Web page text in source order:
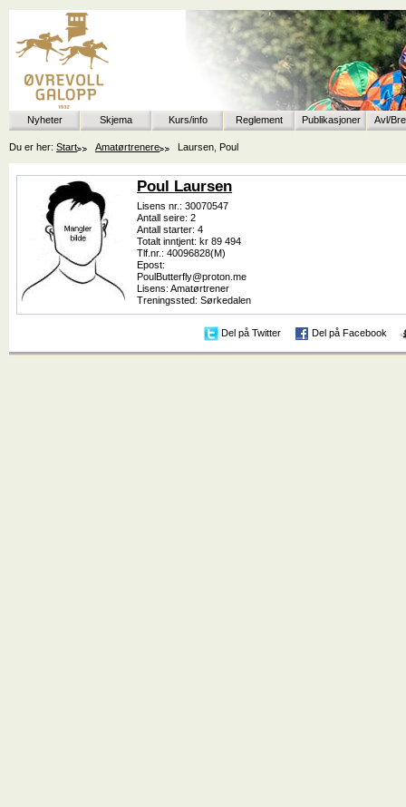
Nyheter Skjema Kurs/info Reglement Publikasjoner Avl/
Du er her: Start Amatørtrenere Laursen, Poul
Poul Laursen
Lisens nr.: 30070547
Antall seire: 2
Antall starter: 4
Totalt inntjent: kr 89 494
Tlf.nr.: 40096828(M)
Epost:
PoulButterfly@proton.me
Lisens: Amatørtrener
Treningssted: Sørkedalen
Del på Twitter Del på Facebook